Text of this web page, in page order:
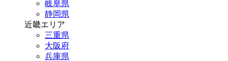
岐阜県
静岡県
近畿エリア
三重県
大阪府
兵庫県